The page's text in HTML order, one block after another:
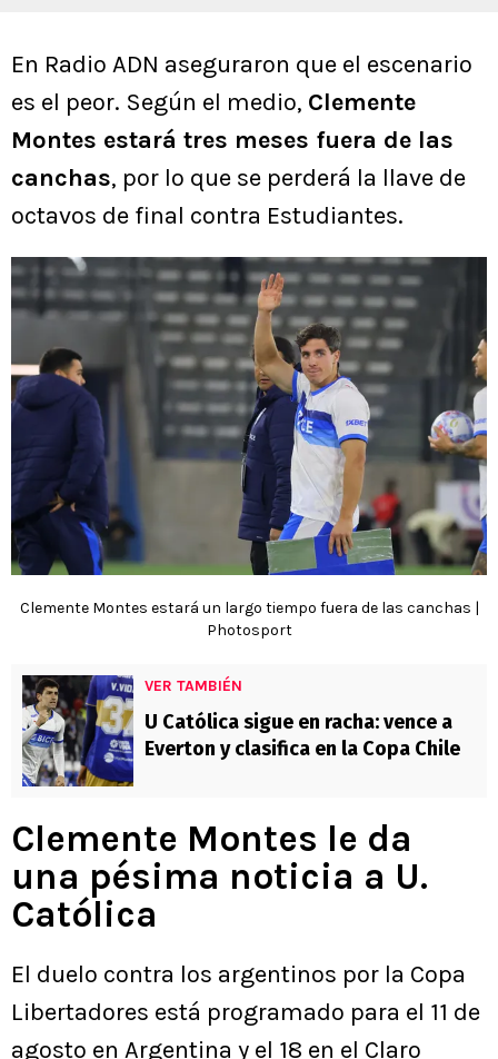
En Radio ADN aseguraron que el escenario
es el peor. Según el medio, Clemente
Montes estará tres meses fuera de las
canchas, por lo que se perderá la llave de
octavos de final contra Estudiantes.
Clemente Montes estará un largo tiempo fuera de las canchas |
Photosport
VER TAMBIÉN
U Católica sigue en racha: vence a
Everton y clasifica en la Copa Chile
Clemente Montes le da
una pésima noticia a U.
Católica
El duelo contra los argentinos por la Copa
Libertadores está programado para el 11 de
agosto en Argentina y el 18 en el Claro